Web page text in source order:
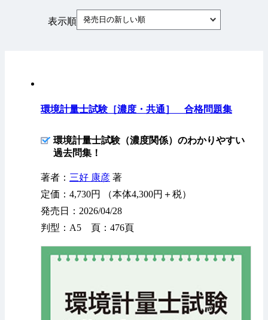
表示順 発売日の新しい順
環境計量士試験［濃度・共通］ 合格問題集
環境計量士試験（濃度関係）のわかりやすい
過去問集！
著者： 三好 康彦 著
定価：4,730円 （本体4,300円＋税）
発売日：2026/04/28
判型：A5 頁：476頁